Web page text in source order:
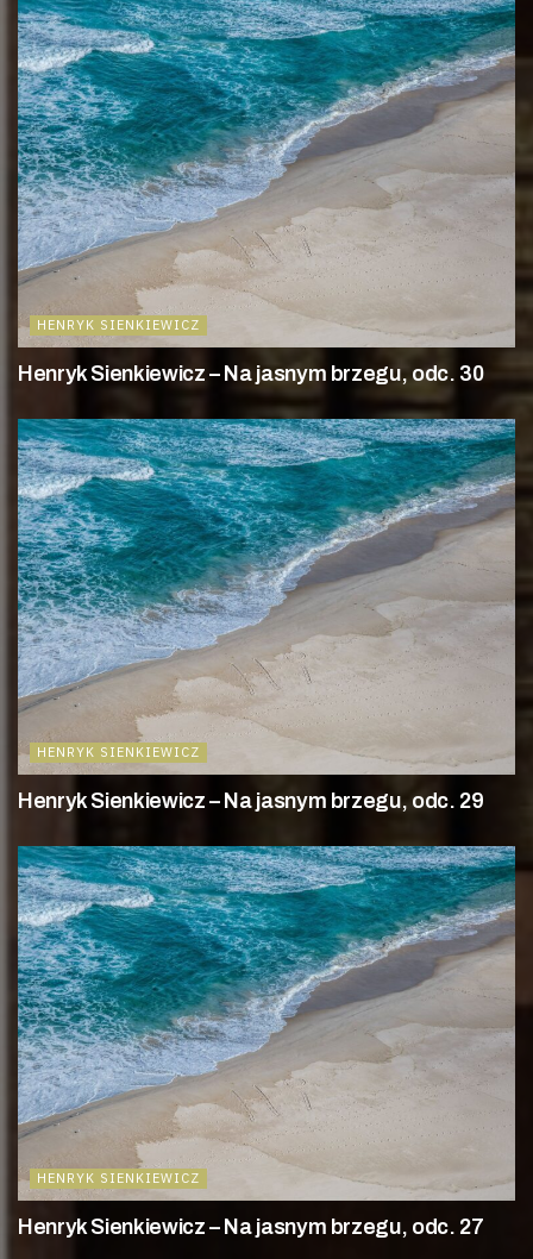
HENRYK SIENKIEWICZ
Henryk Sienkiewicz – Na jasnym brzegu, odc. 30
HENRYK SIENKIEWICZ
Henryk Sienkiewicz – Na jasnym brzegu, odc. 29
HENRYK SIENKIEWICZ
Henryk Sienkiewicz – Na jasnym brzegu, odc. 27